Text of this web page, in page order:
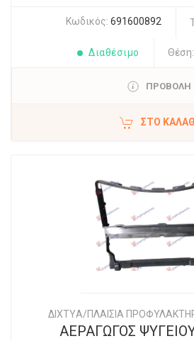
Κωδικός: 691600892
Διαθέσιμο Θέση:
ΠΡΟΒΟΛΗ
ΣΤΟ ΚΑΛΆΘΙ
ΔΙΧΤYΑ/ΠΛΑΙΣΙΑ
ΑΕΡΑΓΩΓΟΣ